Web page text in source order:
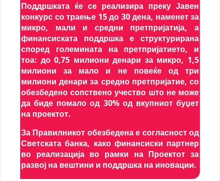
Поддршката ќе се реализира преку Јавен
конкурс со траење 15 до 30 дена, наменет за
микро, мали и средни претпријатија, а
финансиската поддршка е структурирана
според големината на претпријатието, и
тоа: до 0,75 милиони денари за микро, 1,5
милиони за мало и не повеќе од три
милиони денари за средно претпријатие, со
обезбедено сопствено учество што не може
да биде помало од 30% од вкупниот буџет
на проектот.
За Правилникот обезбедена е согласност од
Светската банка, како финансиски партнер
во реализација во рамки на Проектот за
развој на вештини и поддршка на иновации.